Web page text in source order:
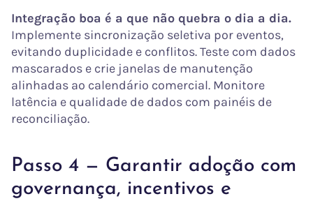
Integração boa é a que não quebra o dia a dia.
Implemente sincronização seletiva por eventos,
evitando duplicidade e conflitos. Teste com dados
mascarados e crie janelas de manutenção
alinhadas ao calendário comercial. Monitore
latência e qualidade de dados com painéis de
reconciliação.
Passo 4 — Garantir adoção com
governança, incentivos e